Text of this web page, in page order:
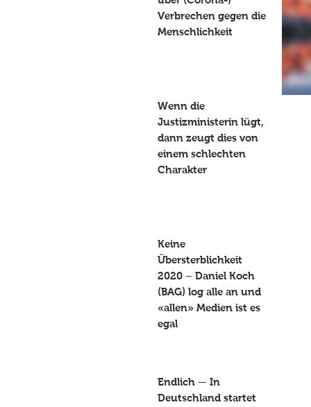
Verbrechen gegen die
Menschlichkeit
Wenn die
Justizministerin lügt,
dann zeugt dies von
einem schlechten
Charakter
Keine
Übersterblichkeit
2020 – Daniel Koch
(BAG) log alle an und
«allen» Medien ist es
egal
Endlich — In
Deutschland startet